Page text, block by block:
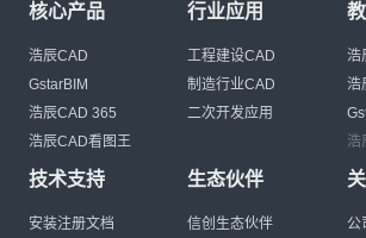
核心产品
浩辰CAD
GstarBIM
浩辰CAD 365
浩辰CAD看图王
行业应用
工程建设CAD
制造行业CAD
二次开发应用
浩
浩
浩
技术支持
安装注册文档
生态伙伴
信创生态伙伴
公